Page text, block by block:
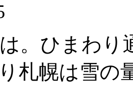
。ひまわり
札幌は雪の